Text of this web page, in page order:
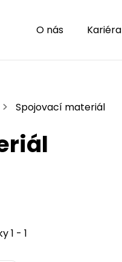
O nás Kariéra
Spojovací materiál
1 - 1